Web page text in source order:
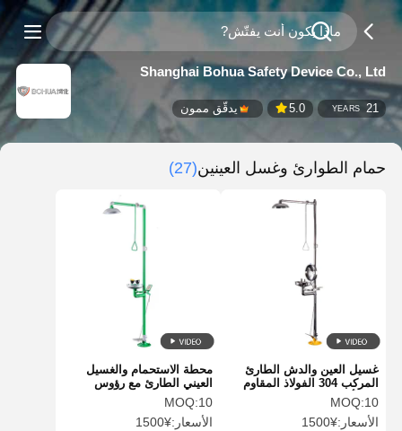
Shanghai Bohua Safety Device Co., Ltd
21
YEARS
5.0 يدقّق ممون
حمام الطوارئ وغسل العينين(27)
محطة الاستحمام والغسيل
العيني الطارئ مع رؤوس
الرذاذ المزدوجة صمام الكرة
البقاء مفتوحًا والتنشيط السريع
للاستجابة السريعة
MOQ:10
الأسعار:¥1500
غسيل العين والدش الطارئ
المركب 304 الفولاذ المقاوم
للصدأ مع غطاء الربط
MOQ:10
الأسعار:¥1500